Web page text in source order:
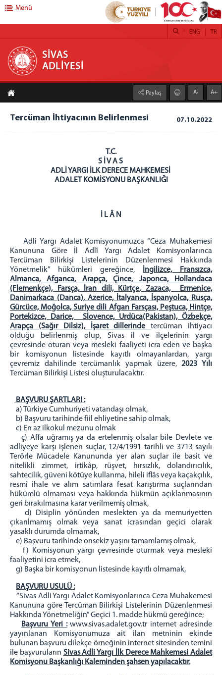
SİVAS ADLİYESİ
ADLİYEMİZ
SİVAS İDARE MAHKEMESİ BAŞKANLIĞI
CEZA İNFAZ KURUMLARI
BİLGİLENDİRME
CUMHURİYET BAŞSAVCI VEKİLLERİ
BAŞSAVCILIK BİRİMLERİ
BİLGİ İŞLEM MÜDÜRLÜĞÜ
Tüm Şifrelerinizi Alma
E-İmza Yeni Şifre Alma
E-İmza Başvuru Yapma
KOMİSYON
MAHKEMELER
CEZA MAHKEMELERİ
Ağır Ceza Mahkemeleri
Sulh Ceza Hakimlikleri
İcra/İnfaz/Çocuk Mahkemeleri
HUKUK MAHKEMELERİ
Asliye Hukuk Mahkemeleri
Sulh Hukuk Mahkemeleri
Aile Mahkemeleri
İş/Kadastro Mahkemeleri
MÜLHAKATLAR
DİVRİĞİ
Hakim/Cumhuriyet Savcısı
GEMEREK
Hakim/Cumhuriyet Savcısı
GÜRÜN
Hakim/Cumhuriyet Savcısı
İMRANLI
Hakim/Cumhuriyet Savcısı
KANGAL
Hakim/Cumhuriyet Savcısı
ŞARKIŞLA
Hakim/Cumhuriyet Savcısı
Menü
SİVAS
ADLİYESİ
TR
ENG
Paylaş A- A+
Tercüman İhtiyacının Belirlenmesi 07.10.2022
T.C.
S İ V A S
ADLİ YARGI İLK DERECE MAHKEMESİ
ADALET KOMİSYONU BAŞKANLIĞI
İ L Â N
Adli Yargı Adalet Komisyonumuzca “Ceza Muhakemesi
Kanununa Göre İl Adlî Yargı Adalet Komisyonlarınca
Tercüman Bilirkişi Listelerinin Düzenlenmesi Hakkında
Yönetmelik” hükümleri gereğince,
İngilizce, Fransızca,
Almanca, Afganca, Arapça, Çince, Japonca, Hollandaca
(Flemenkçe), Farsça, İran dili, Kürtçe, Zazaca, Ermenice,
Danimarkaca (Danca), Azerice, İtalyanca, İspanyolca, Rusça,
Gürcüce, Moğolca, Suriye dili Afgan Farsçası, Peştuca, Hintçe,
Portekizce, Darice, Slovence, Urdüca(Pakistan), Özbekçe,
Arapça (Sağır Dilsiz), İşaret dillerinde
tercüman ihtiyacı
olduğu belirlenmiş olup, Sivas il ve ilçelerinin yargı
çevresinde oturan veya mesleki faaliyeti icra eden ve başka
bir komisyonun listesinde kayıtlı olmayanlardan, yargı
çevremiz dahilinde tercümanlık yapmak üzere,2023 Yılı
Tercüman Bilirkişi Listesi oluşturulacaktır.
BAŞVURU ŞARTLARI :
a) Türkiye Cumhuriyeti vatandaşı olmak,
b) Başvuru tarihinde fiil ehliyetine sahip olmak,
c) En az ilkokul mezunu olmak
ç) Affa uğramış ya da ertelenmiş olsalar bile Devlete ve
adliyeye karşı işlenen suçlar, 12/4/1991 tarihli ve 3713 sayılı
Terörle Mücadele Kanununda yer alan suçlar ile basit ve
nitelikli zimmet, irtikâp, rüşvet, hırsızlık, dolandırıcılık,
sahtecilik, güveni kötüye kullanma, hileli iflâs veya kaçakçılık,
resmî ihale ve alım satımlara fesat karıştırma suçlarından
hükümlü olmaması veya hakkında hükmün açıklanmasının
geri bırakılmasına karar verilmemiş olmak,
d) Disiplin yönünden meslekten ya da memuriyetten
çıkarılmamış olmak veya sanat icrasından geçici olarak
yasaklı durumda olmamak,
e) Başvuru tarihinde onsekiz yaşını tamamlamış olmak,
f) Komisyonun yargı çevresinde oturmak veya mesleki
faaliyetini icra etmek,
g) Başka bir komisyonun listesinde kayıtlı olmamak,
BAŞVURU USULÜ :
“Sivas Adli Yargı Adalet Komisyonlarınca Ceza Muhakemesi
Kanununa göre Tercüman Bilirkişi Listelerinin Düzenlenmesi
Hakkında Yönetmeliğin” Geçici 1. madde hükmü gereğince;
Başvuru Yeri :www.sivas.adalet.gov.tr internet adresinde
yayınlanan Komisyonumuza ait ilan metninin ekinde
bulunan başvuru dilekçe örneğinin internet sitesinden temini
ile başvuruların Sivas Adli Yargı İlk Derece Mahkemesi Adalet
Komisyonu Başkanlığı Kaleminden şahsen yapılacaktır.